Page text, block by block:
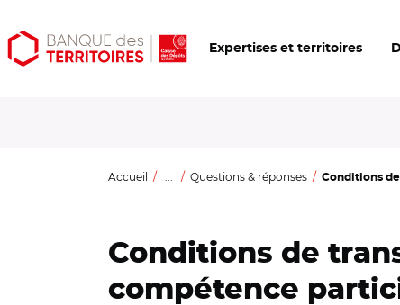
Aller
au
Aller
au
Ouvrir
les
Expertises et territoires
Accueil ... Questions & réponses Conditions
Conditions de
compétence